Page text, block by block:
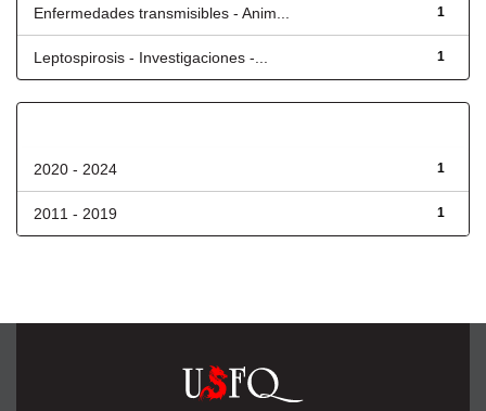
1
Enfermedades transmisibles - Anim...
1
Leptospirosis - Investigaciones -...
1
2020 - 2024
1
2011 - 2019